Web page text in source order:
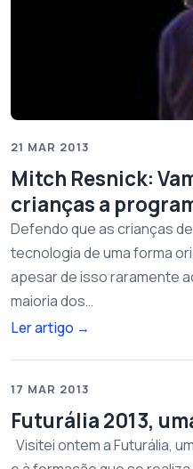
21 MAR 2013
Mitch Resnick:
crianças a
Defendo que as crianças
tecnologia de uma forma
apesar de isso raramente
maioria dos…
Ler artigo →
17 MAR 2013
Futurália 2013,
Visitei ontem a Futurália,